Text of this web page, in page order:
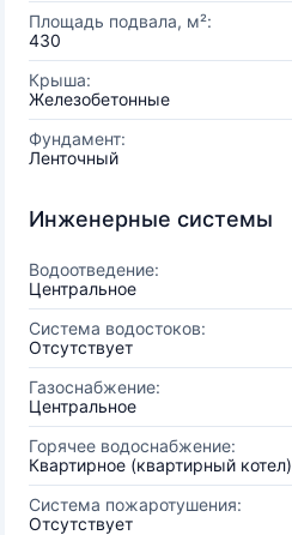
Площадь подвала, м²:
430
Крыша:
Железобетонные
Фундамент:
Ленточный
Инженерные системы
Водоотведение:
Центральное
Система водостоков:
Отсутствует
Газоснабжение:
Центральное
Горячее водоснабжение:
Квартирное (квартирный котел)
Система пожаротушения:
Отсутствует